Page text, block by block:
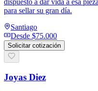
dispuesto a dar vida a esa
para sellar su gran día.
Santiago
Desde $75.000
Solicitar cotización
Joyas Diez